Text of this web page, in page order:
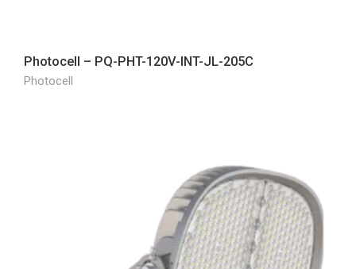
Photocell – PQ-PHT-120V-INT-JL-205C
Photocell